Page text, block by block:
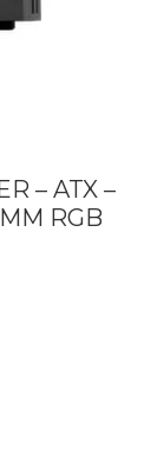
– ATX –
RGB